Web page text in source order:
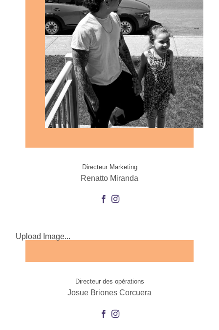
Directeur Marketing
Renatto Miranda
Upload Image...
Directeur des opérations
Josue Briones Corcuera